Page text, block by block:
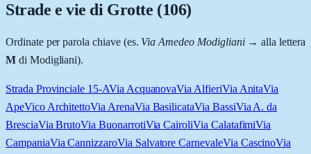
Strade e vie di Grotte (106)
Ordinate per parola chiave (es. Via Amedeo Modigliani→ alla lettera
Mdi Modigliani).
Strada Provinciale 15-AVia AcquanovaVia AlfieriVia AnitaVia
ApeVico ArchitettoVia ArenaVia BasilicataVia BassiVia A. da
BresciaVia BrutoVia BuonarrotiVia CairoliVia CalatafimiVia
CampaniaVia CannizzaroVia Salvatore CarnevaleVia CascinoVia